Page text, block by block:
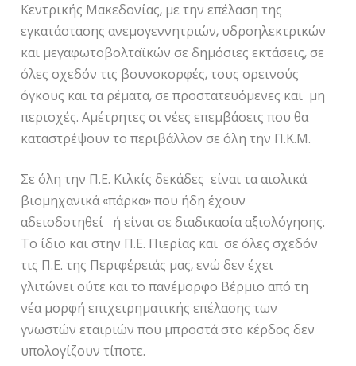
Κεντρικής Μακεδονίας, με την επέλαση της
εγκατάστασης ανεμογεννητριών, υδροηλεκτρικών
και μεγαφωτοβολταϊκών σε δημόσιες εκτάσεις, σε
όλες σχεδόν τις βουνοκορφές, τους ορεινούς
όγκους και τα ρέματα, σε προστατευόμενες και μη
περιοχές. Αμέτρητες οι νέες επεμβάσεις που θα
καταστρέψουν το περιβάλλον σε όλη την Π.Κ.Μ.
Σε όλη την Π.Ε. Κιλκίς δεκάδες είναι τα αιολικά
βιομηχανικά «πάρκα» που ήδη έχουν
αδειοδοτηθεί ή είναι σε διαδικασία αξιολόγησης.
Το ίδιο και στην Π.Ε. Πιερίας και σε όλες σχεδόν
τις Π.Ε. της Περιφέρειάς μας, ενώ δεν έχει
γλιτώνει ούτε και το πανέμορφο Βέρμιο από τη
νέα μορφή επιχειρηματικής επέλασης των
γνωστών εταιριών που μπροστά στο κέρδος δεν
υπολογίζουν τίποτε.